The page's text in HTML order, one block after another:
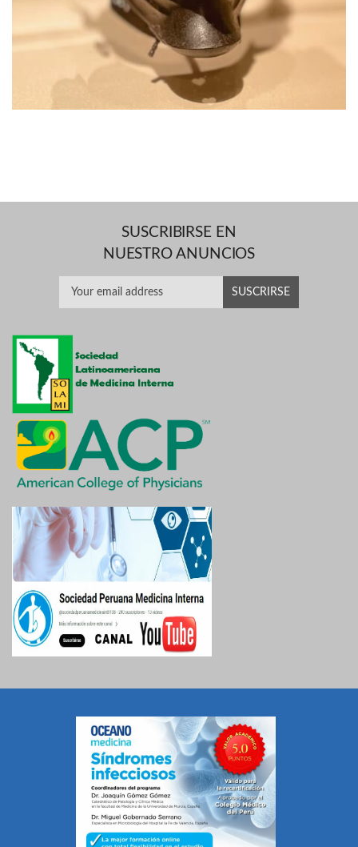
SUSCRIBIRSE EN
NUESTRO ANUNCIOS